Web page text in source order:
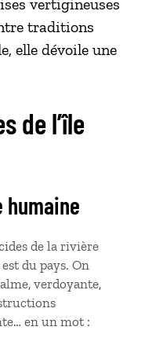
vertigineuses
traditions
elle dévoile une
humaine
de la rivière
du pays. On
verdoyante,
en un mot :